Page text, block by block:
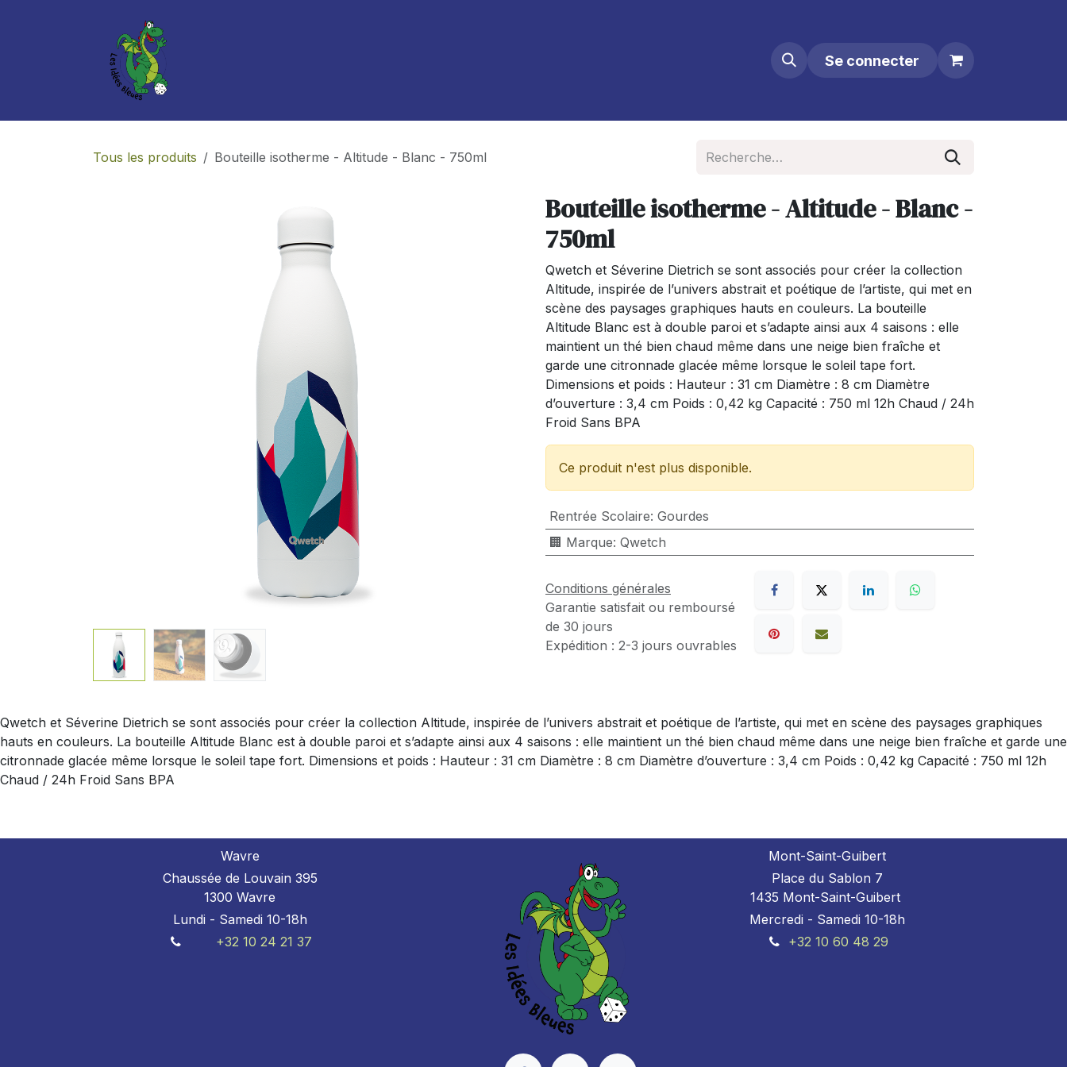
Se connecter
Tous les produits Bouteille isotherme - Altitude - Blanc - 750ml
Bouteille isotherme - Altitude - Blanc -
750ml
Qwetch et Séverine Dietrich se sont associés pour créer la collection
Altitude, inspirée de l’univers abstrait et poétique de l’artiste, qui met en
scène des paysages graphiques hauts en couleurs. La bouteille
Altitude Blanc est à double paroi et s’adapte ainsi aux 4 saisons : elle
maintient un thé bien chaud même dans une neige bien fraîche et
garde une citronnade glacée même lorsque le soleil tape fort.
Dimensions et poids : Hauteur : 31 cm Diamètre : 8 cm Diamètre
d’ouverture : 3,4 cm Poids : 0,42 kg Capacité : 750 ml 12h Chaud / 24h
Froid Sans BPA
Ce produit n'est plus disponible.
Rentrée Scolaire: Gourdes
🏢 Marque: Qwetch
Conditions générales
Garantie satisfait ou remboursé
de 30 jours
Expédition : 2-3 jours ouvrables
Qwetch et Séverine Dietrich se sont associés pour créer la collection Altitude, inspirée de l’univers abstrait et poétique de l’artiste, qui met en scène des paysages graphiques
hauts en couleurs. La bouteille Altitude Blanc est à double paroi et s’adapte ainsi aux 4 saisons : elle maintient un thé bien chaud même dans une neige bien fraîche et garde une
citronnade glacée même lorsque le soleil tape fort. Dimensions et poids : Hauteur : 31 cm Diamètre : 8 cm Diamètre d’ouverture : 3,4 cm Poids : 0,42 kg Capacité : 750 ml 12h
Chaud / 24h Froid Sans BPA
Wavre
Chaussée de Louvain 395
1300 Wavre
Lundi - Samedi 10-18h
+32 10 24 21 37
Mont-Saint-Guibert
Place du Sablon 7
1435 Mont-Saint-Guibert
Mercredi - Samedi 10-18h
+32 10 60 48 29